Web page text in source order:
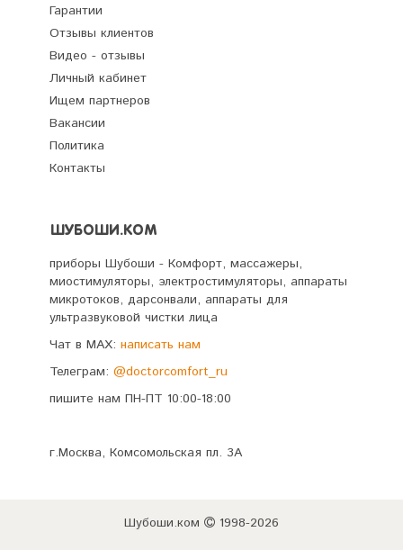
Гарантии
Отзывы клиентов
Видео - отзывы
Личный кабинет
Ищем партнеров
Вакансии
Политика
Контакты
ШУБОШИ.КОМ
приборы Шубоши - Комфорт, массажеры,
миостимуляторы, электростимуляторы, аппараты
микротоков, дарсонвали, аппараты для
ультразвуковой чистки лица
Чат в MAX: написать нам
Телеграм: @doctorcomfort_ru
пишите нам ПН-ПТ 10:00-18:00
г.Москва, Комсомольская пл. 3А
Шубоши.ком 1998-2026